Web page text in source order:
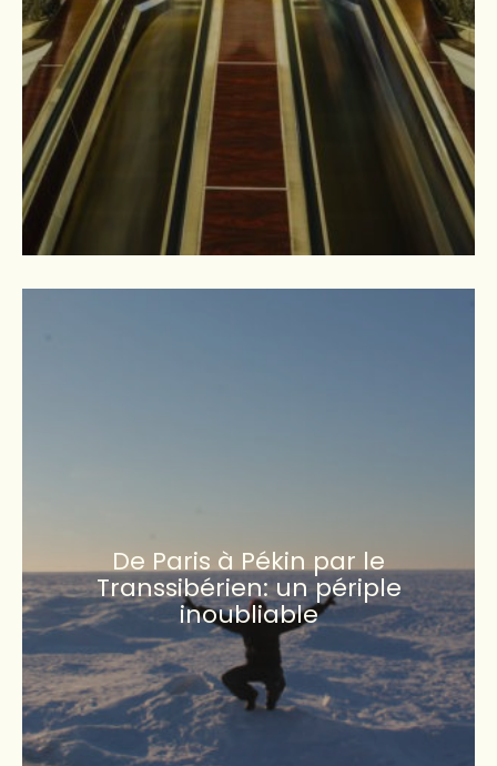
De Paris à Pékin par le
Transsibérien: un périple
inoubliable